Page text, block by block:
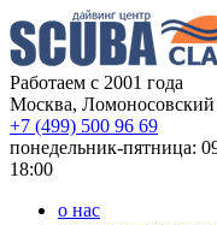
Работаем с 2001 года
Москва, Ломоносовский
+7 (499) 500 96 69
понедельник-пятница:
18:00
о нас